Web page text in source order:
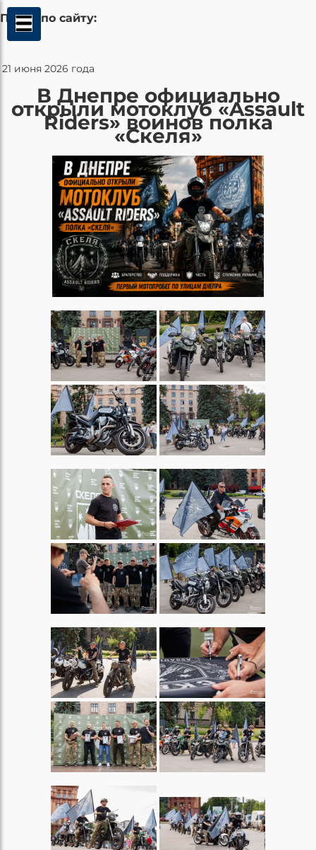
Поиск по сайту:
21 июня 2026 года
В Днепре официально
открыли мотоклуб «Assault
Riders» воинов полка
«Скеля»